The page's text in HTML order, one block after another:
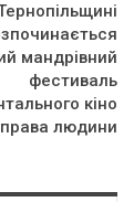
мандрівний
фестиваль
кіно
людини